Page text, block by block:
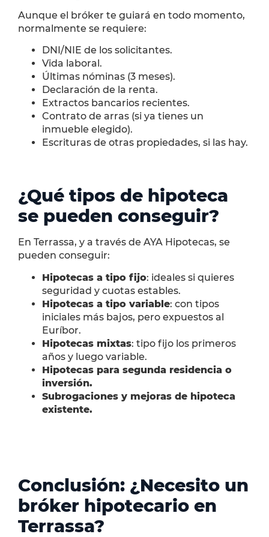
Aunque el bróker te guiará en todo momento,
normalmente se requiere:
DNI/NIE de los solicitantes.
Vida laboral.
Últimas nóminas (3 meses).
Declaración de la renta.
Extractos bancarios recientes.
Contrato de arras (si ya tienes un
inmueble elegido).
Escrituras de otras propiedades, si las hay.
¿Qué tipos de hipoteca
se pueden conseguir?
En Terrassa, y a través de AYA Hipotecas, se
pueden conseguir:
Hipotecas a tipo fijo: ideales si quieres
seguridad y cuotas estables.
Hipotecas a tipo variable: con tipos
iniciales más bajos, pero expuestos al
Euríbor.
Hipotecas mixtas: tipo fijo los primeros
años y luego variable.
Hipotecas para segunda residencia o
inversión.
Subrogaciones y mejoras de hipoteca
existente.
Conclusión: ¿Necesito un
bróker hipotecario en
Terrassa?